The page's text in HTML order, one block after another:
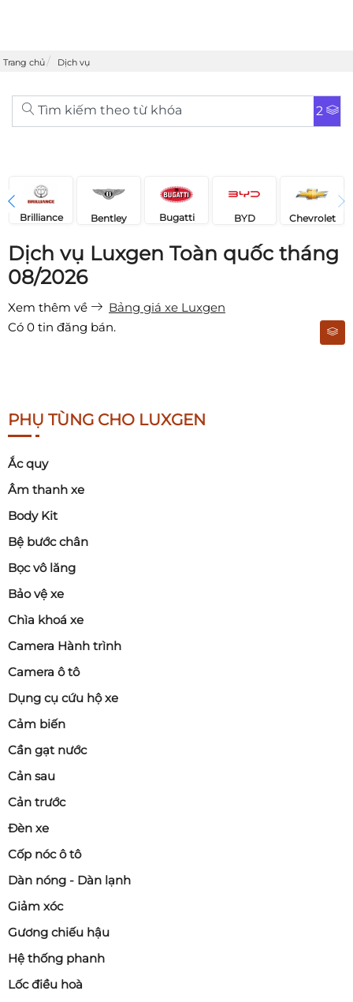
Trang chủ Dịch vụ
Tìm kiếm theo từ khóa 2
Brilliance Bentley Bugatti BYD Chevrolet
Dịch vụ Luxgen Toàn quốc tháng
08/2026
Xem thêm về
Bảng giá xe Luxgen
Có 0 tin đăng bán.
PHỤ TÙNG CHO LUXGEN
Ắc quy
Âm thanh xe
Body Kit
Bệ bước chân
Bọc vô lăng
Bảo vệ xe
Chìa khoá xe
Camera Hành trình
Camera ô tô
Dụng cụ cứu hộ xe
Cảm biến
Cần gạt nước
Cản sau
Cản trước
Đèn xe
Cốp nóc ô tô
Dàn nóng - Dàn lạnh
Giảm xóc
Gương chiếu hậu
Hệ thống phanh
Lốc điều hoà